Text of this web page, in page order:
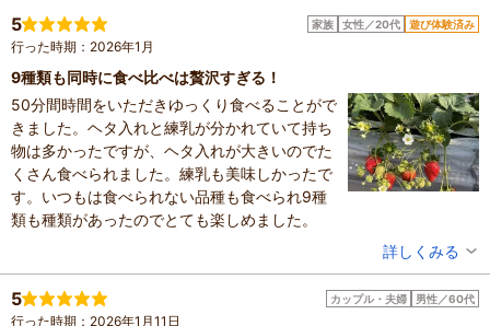
滞在時間：1時間未満
設備の有無：駐車場、トイレ
投稿日：2026年2月1日
5 家族 女性／20代 遊び体験済み
行った時期：2026年1月
9種類も同時に食べ比べは贅沢すぎる！
50分間時間をいただきゆっくり食べることがで
きました。ヘタ入れと練乳が分かれていて持ち
物は多かったですが、ヘタ入れが大きいのでた
くさん食べられました。練乳も美味しかったで
す。いつもは食べられない品種も食べられ9種
類も種類があったのでとても楽しめました。
滞在時間：1～2時間
人数：3人～5人
詳しくみる
5 カップル・夫婦 男性／60代
行った時期：2026年1月11日